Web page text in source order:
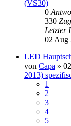
(VS30)
0
330
Letzter
02 Aug
LED
von Capa »
2013)
1
2
3
4
5